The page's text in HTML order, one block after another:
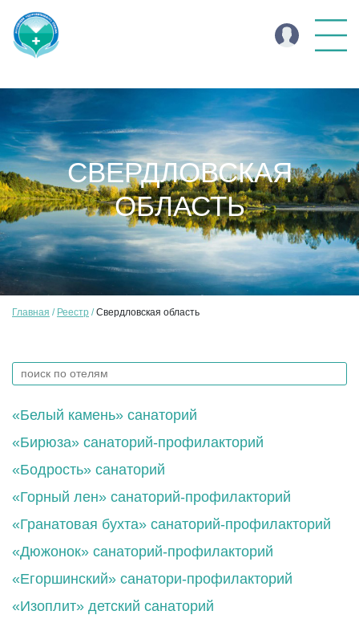
СВЕРДЛОВСКАЯ
ОБЛАСТЬ
Главная Реестр Свердловская область
«Белый камень» санаторий
«Бирюза» санаторий-профилакторий
«Бодрость» санаторий
«Горный лен» санаторий-профилакторий
«Гранатовая бухта» санаторий-профилакторий
«Дюжонок» санаторий-профилакторий
«Егоршинский» санатори-профилакторий
«Изоплит» детский санаторий